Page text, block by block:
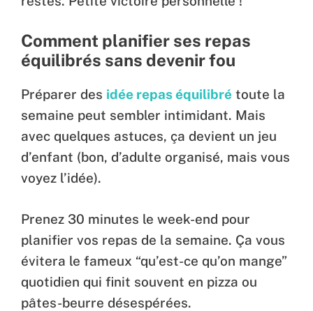
Comment planifier ses repas
équilibrés sans devenir fou
Préparer des idée repas équilibré toute la
semaine peut sembler intimidant. Mais
avec quelques astuces, ça devient un jeu
d’enfant (bon, d’adulte organisé, mais vous
voyez l’idée).
Prenez 30 minutes le week-end pour
planifier vos repas de la semaine. Ça vous
évitera le fameux “qu’est-ce qu’on mange”
quotidien qui finit souvent en pizza ou
pâtes-beurre désespérées.